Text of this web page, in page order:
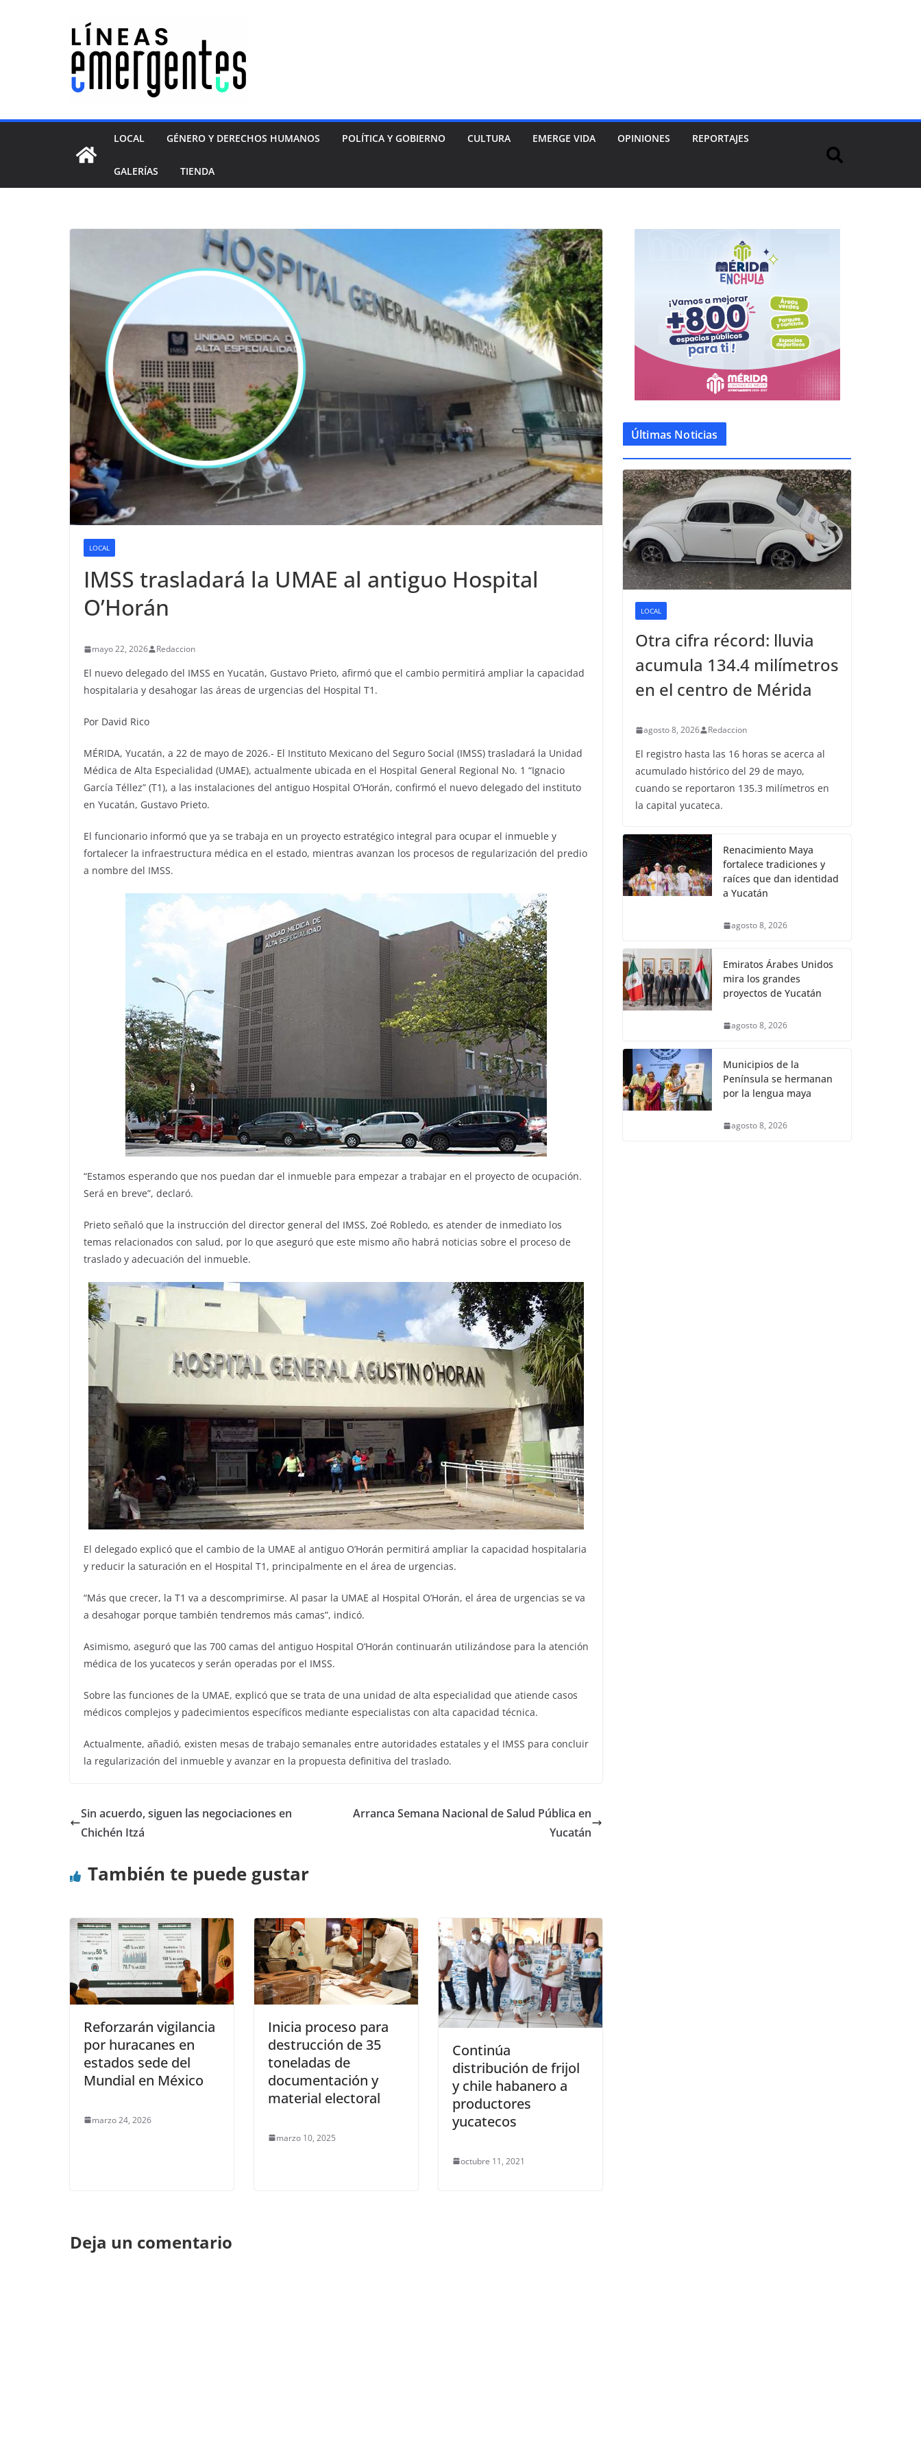
LOCAL GÉNERO Y DERECHOS HUMANOS POLÍTICA Y GOBIERNO CULTURA EMERGE VIDA OPINIONES REPORTAJES
GALERÍAS TIENDA
LOCAL
IMSS trasladará la UMAE al antiguo Hospital
O’Horán
mayo 22, 2026 Redaccion
El nuevo delegado del IMSS en Yucatán, Gustavo Prieto, afirmó que el cambio permitirá ampliar la capacidad
hospitalaria y desahogar las áreas de urgencias del Hospital T1.
Por David Rico
MÉRIDA, Yucatán, a 22 de mayo de 2026.- El Instituto Mexicano del Seguro Social (IMSS) trasladará la Unidad
Médica de Alta Especialidad (UMAE), actualmente ubicada en el Hospital General Regional No. 1 “Ignacio
García Téllez” (T1), a las instalaciones del antiguo Hospital O’Horán, confirmó el nuevo delegado del instituto
en Yucatán, Gustavo Prieto.
El funcionario informó que ya se trabaja en un proyecto estratégico integral para ocupar el inmueble y
fortalecer la infraestructura médica en el estado, mientras avanzan los procesos de regularización del predio
a nombre del IMSS.
“Estamos esperando que nos puedan dar el inmueble para empezar a trabajar en el proyecto de ocupación.
Será en breve”, declaró.
Prieto señaló que la instrucción del director general del IMSS, Zoé Robledo, es atender de inmediato los
temas relacionados con salud, por lo que aseguró que este mismo año habrá noticias sobre el proceso de
traslado y adecuación del inmueble.
El delegado explicó que el cambio de la UMAE al antiguo O’Horán permitirá ampliar la capacidad hospitalaria
y reducir la saturación en el Hospital T1, principalmente en el área de urgencias.
“Más que crecer, la T1 va a descomprimirse. Al pasar la UMAE al Hospital O’Horán, el área de urgencias se va
a desahogar porque también tendremos más camas”, indicó.
Asimismo, aseguró que las 700 camas del antiguo Hospital O’Horán continuarán utilizándose para la atención
médica de los yucatecos y serán operadas por el IMSS.
Sobre las funciones de la UMAE, explicó que se trata de una unidad de alta especialidad que atiende casos
médicos complejos y padecimientos específicos mediante especialistas con alta capacidad técnica.
Actualmente, añadió, existen mesas de trabajo semanales entre autoridades estatales y el IMSS para concluir
la regularización del inmueble y avanzar en la propuesta definitiva del traslado.
Sin acuerdo, siguen las negociaciones en
Chichén Itzá
Arranca Semana Nacional de Salud Pública en
Yucatán
También te puede gustar
Reforzarán vigilancia
por huracanes en
estados sede del
Mundial en México
marzo 24, 2026
Inicia proceso para
destrucción de 35
toneladas de
documentación y
material electoral
marzo 10, 2025
Continúa
distribución de frijol
y chile habanero a
productores
yucatecos
octubre 11, 2021
Deja un comentario
Últimas Noticias
LOCAL
Otra cifra récord: lluvia
acumula 134.4 milímetros
en el centro de Mérida
agosto 8, 2026 Redaccion
El registro hasta las 16 horas se acerca al
acumulado histórico del 29 de mayo,
cuando se reportaron 135.3 milímetros en
la capital yucateca.
Renacimiento Maya
fortalece tradiciones y
raíces que dan identidad
a Yucatán
agosto 8, 2026
Emiratos Árabes Unidos
mira los grandes
proyectos de Yucatán
agosto 8, 2026
Municipios de la
Península se hermanan
por la lengua maya
agosto 8, 2026